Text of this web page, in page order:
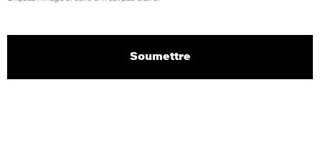
Soumettre